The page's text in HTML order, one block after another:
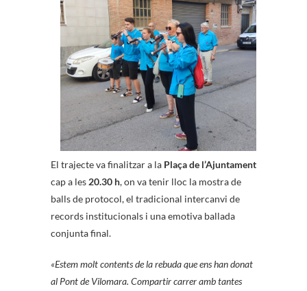
El trajecte va finalitzar a la Plaça de l’Ajuntament
cap a les 20.30 h, on va tenir lloc la mostra de
balls de protocol, el tradicional intercanvi de
records institucionals i una emotiva ballada
conjunta final.
«Estem molt contents de la rebuda que ens han donat
al Pont de Vilomara. Compartir carrer amb tantes